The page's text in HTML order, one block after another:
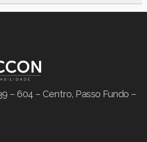
– 604 – Centro, Passo Fundo –